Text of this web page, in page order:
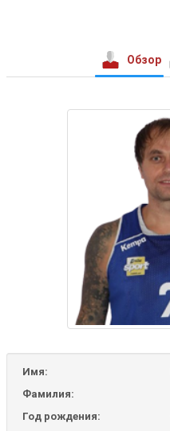
Обзор
Имя:
Фамилия:
Год рождения: